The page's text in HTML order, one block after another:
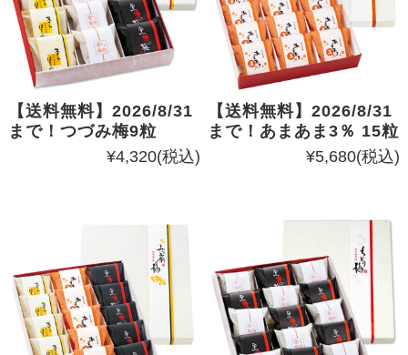
【送料無料】2026/8/31
まで！つづみ梅9粒
¥4,320(税込)
【送料無料】2026/8/31
まで！あまあま3％ 15粒
¥5,680(税込)